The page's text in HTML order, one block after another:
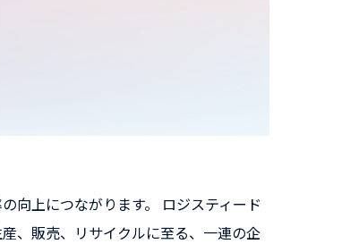
向上につながります。 ロジスティード
、販売、リサイクルに至る、一連の企